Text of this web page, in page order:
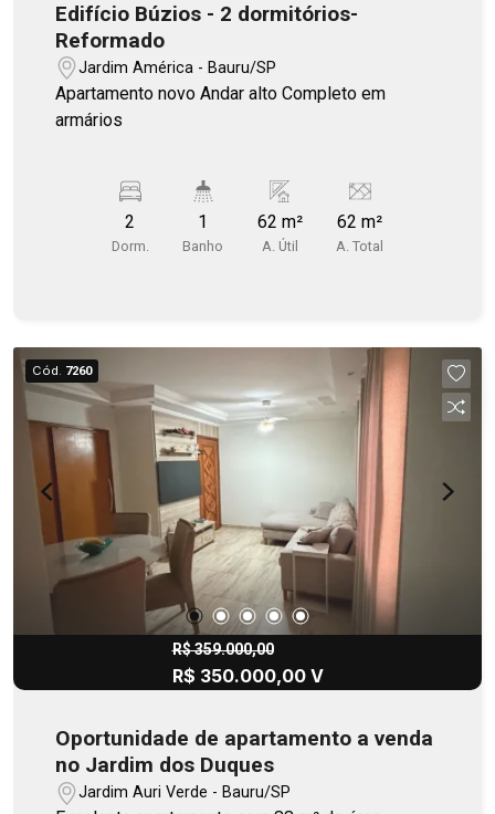
Edifício Búzios - 2 dormitórios-
Reformado
Jardim América - Bauru/SP
Apartamento novo Andar alto Completo em
armários
2
Dorm.
1
Banho
62 m²
A. Útil
62 m²
A. Total
Cód. 7260
R$ 359.000,00
R$ 350.000,00 V
Oportunidade de apartamento a venda
no Jardim dos Duques
Jardim Auri Verde - Bauru/SP